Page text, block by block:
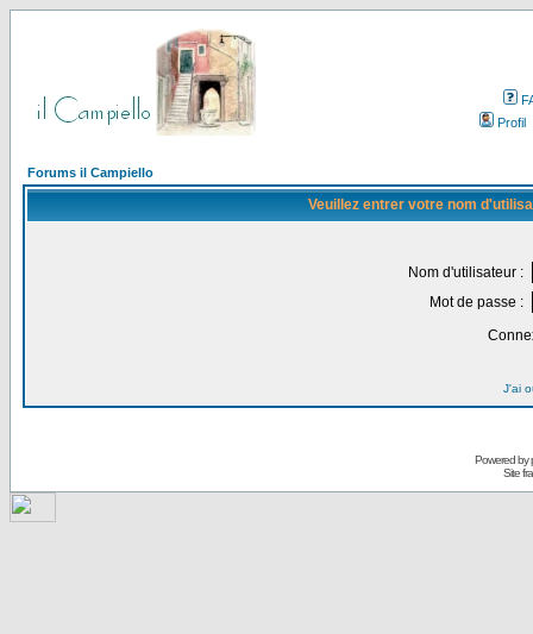
Profil
Forums il Campiello
Veuillez entrer votre nom
Nom d'utilisateur :
Mot de passe :
J'ai
Powered by
Site